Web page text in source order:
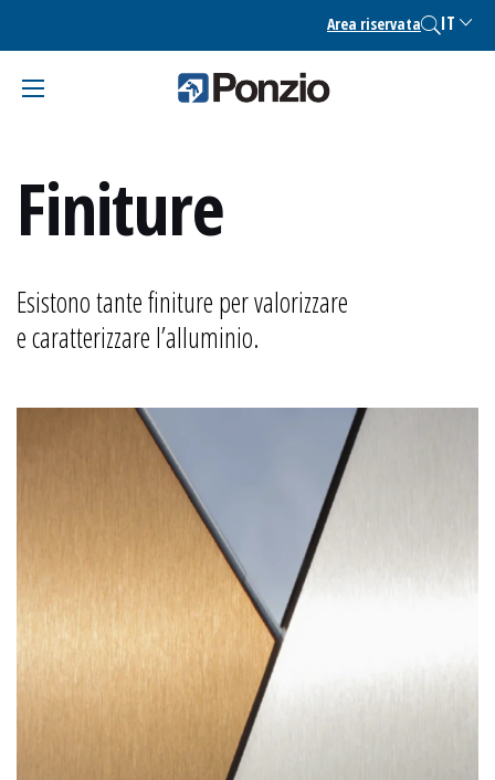
content
Area riservata IT
Finiture
Esistono tante finiture per valorizzare
e caratterizzare l’alluminio.